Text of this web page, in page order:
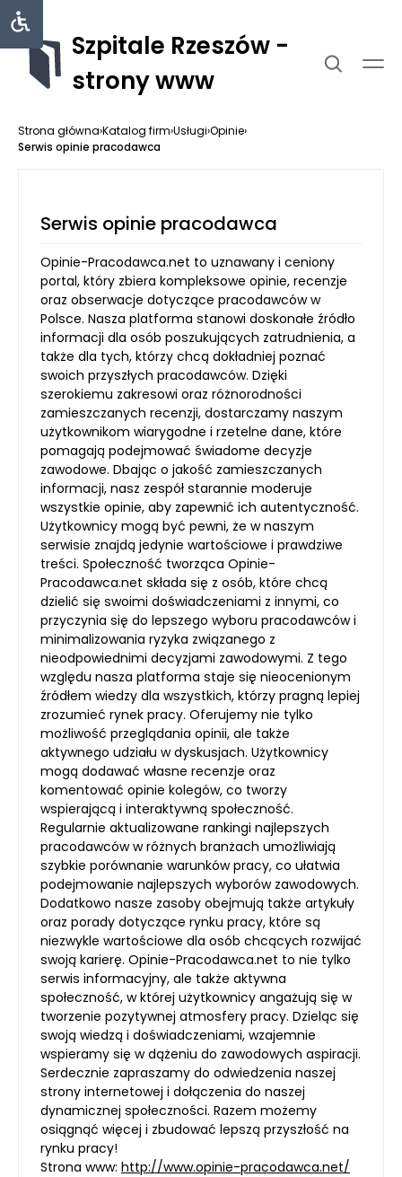
Szpitale Rzeszów -
strony www
Strona główna›Katalog firm›Usługi›Opinie›
Serwis opinie pracodawca
Serwis opinie pracodawca
Opinie-Pracodawca.net to uznawany i ceniony
portal, który zbiera kompleksowe opinie, recenzje
oraz obserwacje dotyczące pracodawców w
Polsce. Nasza platforma stanowi doskonałe źródło
informacji dla osób poszukujących zatrudnienia, a
także dla tych, którzy chcą dokładniej poznać
swoich przyszłych pracodawców. Dzięki
szerokiemu zakresowi oraz różnorodności
zamieszczanych recenzji, dostarczamy naszym
użytkownikom wiarygodne i rzetelne dane, które
pomagają podejmować świadome decyzje
zawodowe. Dbając o jakość zamieszczanych
informacji, nasz zespół starannie moderuje
wszystkie opinie, aby zapewnić ich autentyczność.
Użytkownicy mogą być pewni, że w naszym
serwisie znajdą jedynie wartościowe i prawdziwe
treści. Społeczność tworząca Opinie-
Pracodawca.net składa się z osób, które chcą
dzielić się swoimi doświadczeniami z innymi, co
przyczynia się do lepszego wyboru pracodawców i
minimalizowania ryzyka związanego z
nieodpowiednimi decyzjami zawodowymi. Z tego
względu nasza platforma staje się nieocenionym
źródłem wiedzy dla wszystkich, którzy pragną lepiej
zrozumieć rynek pracy. Oferujemy nie tylko
możliwość przeglądania opinii, ale także
aktywnego udziału w dyskusjach. Użytkownicy
mogą dodawać własne recenzje oraz
komentować opinie kolegów, co tworzy
wspierającą i interaktywną społeczność.
Regularnie aktualizowane rankingi najlepszych
pracodawców w różnych branżach umożliwiają
szybkie porównanie warunków pracy, co ułatwia
podejmowanie najlepszych wyborów zawodowych.
Dodatkowo nasze zasoby obejmują także artykuły
oraz porady dotyczące rynku pracy, które są
niezwykle wartościowe dla osób chcących rozwijać
swoją karierę. Opinie-Pracodawca.net to nie tylko
serwis informacyjny, ale także aktywna
społeczność, w której użytkownicy angażują się w
tworzenie pozytywnej atmosfery pracy. Dzieląc się
swoją wiedzą i doświadczeniami, wzajemnie
wspieramy się w dążeniu do zawodowych aspiracji.
Serdecznie zapraszamy do odwiedzenia naszej
strony internetowej i dołączenia do naszej
dynamicznej społeczności. Razem możemy
osiągnąć więcej i zbudować lepszą przyszłość na
rynku pracy!
Strona www: http://www.opinie-pracodawca.net/